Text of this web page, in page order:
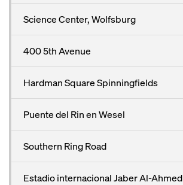
Science Center, Wolfsburg
400 5th Avenue
Hardman Square Spinningfields
Puente del Rin en Wesel
Southern Ring Road
Estadio internacional Jaber Al-Ahmed